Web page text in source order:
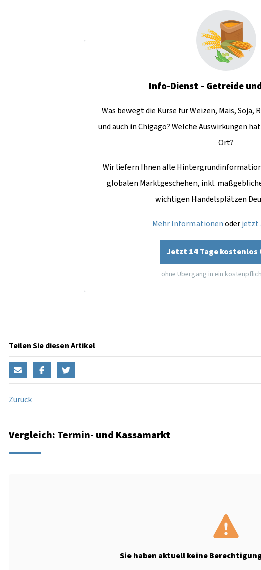
Info-Dienst - Getreide
Was bewegt die Kurse für Weizen, Mais, Soja,
und auch in Chigago? Welche Auswirkungen
Ort?
Wir liefern Ihnen alle
globalen Marktgeschehen, inkl.
wichtigen Handelsplätzen
Mehr Informationenoderjetzt
Jetzt 14 Tage
ohne Übergang in ein
Teilen Sie diesen Artikel
Zurück
Vergleich: Termin- und Kassamarkt
Sie haben aktuell keine